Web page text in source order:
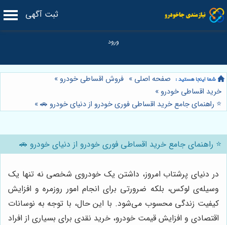
ثبت آگهی
صفحه اصلی » فروش اقساطی خودرو »
خرید اقساطی خودرو »
⭐️ راهنمای جامع خرید اقساطی فوری خودرو از دنیای خودرو 🚗»
⭐️ راهنمای جامع خرید اقساطی فوری خودرو از دنیای خودرو 🚗
در دنیای پرشتاب امروز، داشتن یک خودروی شخصی نه تنها یک
وسیله‌ی لوکس، بلکه ضرورتی برای انجام امور روزمره و افزایش
کیفیت زندگی محسوب می‌شود. با این حال، با توجه به نوسانات
اقتصادی و افزایش قیمت خودرو، خرید نقدی برای بسیاری از افراد